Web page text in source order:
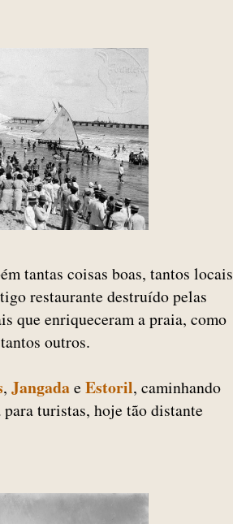
tantas coisas boas, tantos locais
restaurante destruído pelas
que enriqueceram a praia, como
outros.
, Jangadae Estoril, caminhando
turistas, hoje tão distante